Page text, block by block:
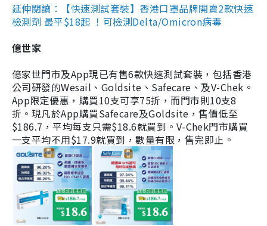
延伸閱讀：【快速測試套裝】香港口罩品牌開賣2款快速
檢測劑 最平$18起 ！可檢測Delta/Omicron病毒
億世家
億家世門市及App現已有售6款快速測試套裝，包括香港
公司研發的Wesail、Goldsite、Safecare、及V-Chek。
App限定優惠，購買10支可享75折，而門市則10支8
折。現凡於App購買Safecare及Goldsite，售價低至
$186.7，平均每支只需$18.6就買到。V-Chek門市購買
一支平均不用$17.9就買到，數量有限，售完即止。